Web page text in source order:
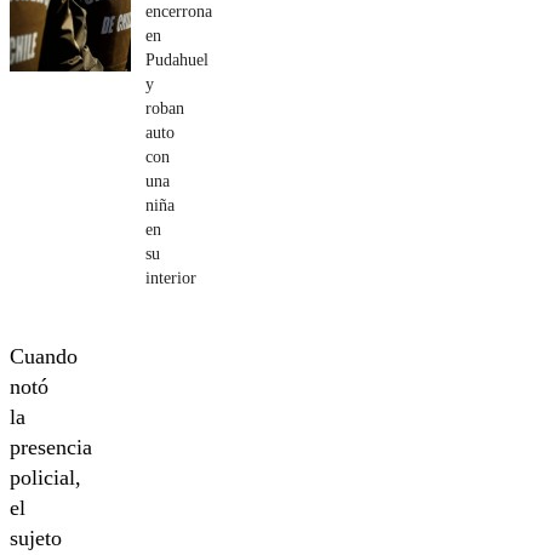
encerrona
en
Pudahuel
y
roban
auto
con
una
niña
en
su
interior
Cuando
notó
la
presencia
policial,
el
sujeto